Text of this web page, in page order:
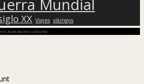
Mundial
XX Viajes vikingos
Asociación cultural